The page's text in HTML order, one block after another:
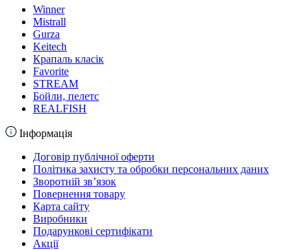
Winner
Mistrall
Gurza
Keitech
Крапаль класік
Favorite
STREAM
Бойли, пелетс
REALFISH
Інформація
Договір публічної оферти
Політика захисту та обробки персональних даних
Зворотній зв’язок
Повернення товару
Карта сайту
Виробники
Подарункові сертифікати
Акції